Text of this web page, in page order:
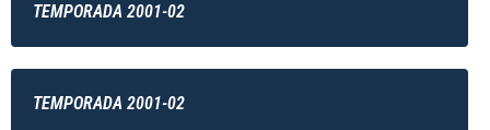
TEMPORADA 2001-02
TEMPORADA 2001-02